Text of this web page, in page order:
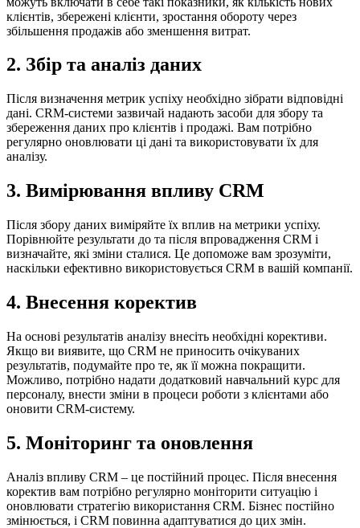
клієнтів, збережені клієнти, зростання обороту через
збільшення продажів або зменшення витрат.
2. Збір та аналіз даних
Після визначення метрик успіху необхідно зібрати відповідні
дані. CRM-системи зазвичай надають засоби для збору та
збереження даних про клієнтів і продажі. Вам потрібно
регулярно оновлювати ці дані та використовувати їх для
аналізу.
3. Вимірювання впливу CRM
Після збору даних виміряйте їх вплив на метрики успіху.
Порівнюйте результати до та після впровадження CRM і
визначайте, які зміни сталися. Це допоможе вам зрозуміти,
наскільки ефективно використовується CRM в вашій компанії.
4. Внесення коректив
На основі результатів аналізу внесіть необхідні корективи.
Якщо ви виявите, що CRM не приносить очікуваних
результатів, подумайте про те, як її можна покращити.
Можливо, потрібно надати додатковий навчальний курс для
персоналу, внести зміни в процеси роботи з клієнтами або
оновити CRM-систему.
5. Моніторинг та оновлення
Аналіз впливу CRM – це постійний процес. Після внесення
коректив вам потрібно регулярно моніторити ситуацію і
оновлювати стратегію використання CRM. Бізнес постійно
змінюється, і CRM повинна адаптуватися до цих змін.